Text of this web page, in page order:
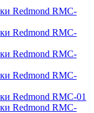
Redmond RMC-
Redmond RMC-
Redmond RMC-
Redmond RMC-
Redmond RMC-01
Redmond RMC-